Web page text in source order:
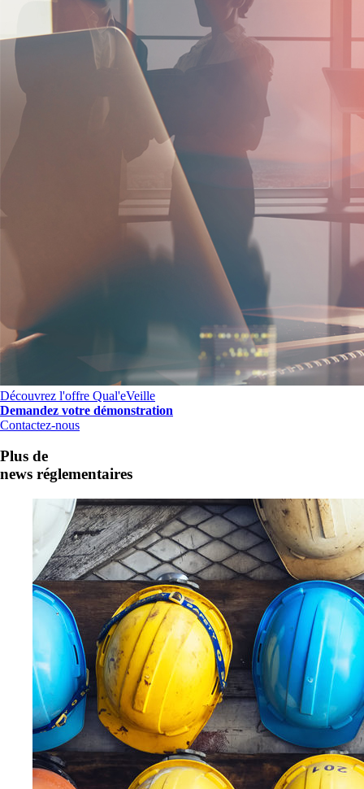
Découvrez l'offre Qual'eVeille
Demandez votre démonstration
Contactez-nous
Plus de
news réglementaires